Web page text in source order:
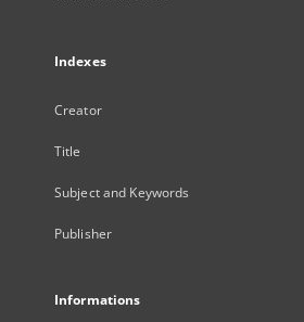
Indexes
Creator
Title
Subject and Keywords
Publisher
Informations